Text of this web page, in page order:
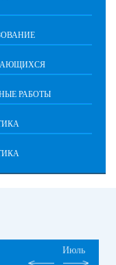
РАБОТЫ
Июль